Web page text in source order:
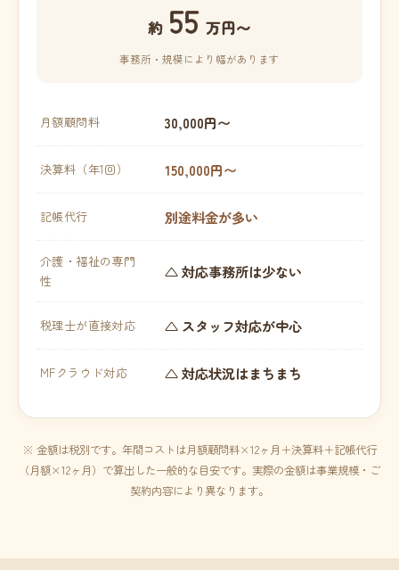
約 55 万円〜
事務所・規模により幅があります
月額顧問料 30,000円〜
決算料（年1回） 150,000円〜
記帳代行 別途料金が多い
介護・福祉の専門
性
△ 対応事務所は少ない
税理士が直接対応 △ スタッフ対応が中心
MFクラウド対応 △ 対応状況はまちまち
※ 金額は税別です。年間コストは月額顧問料×12ヶ月＋決算料＋記帳代行
（月額×12ヶ月）で算出した一般的な目安です。実際の金額は事業規模・ご
契約内容により異なります。